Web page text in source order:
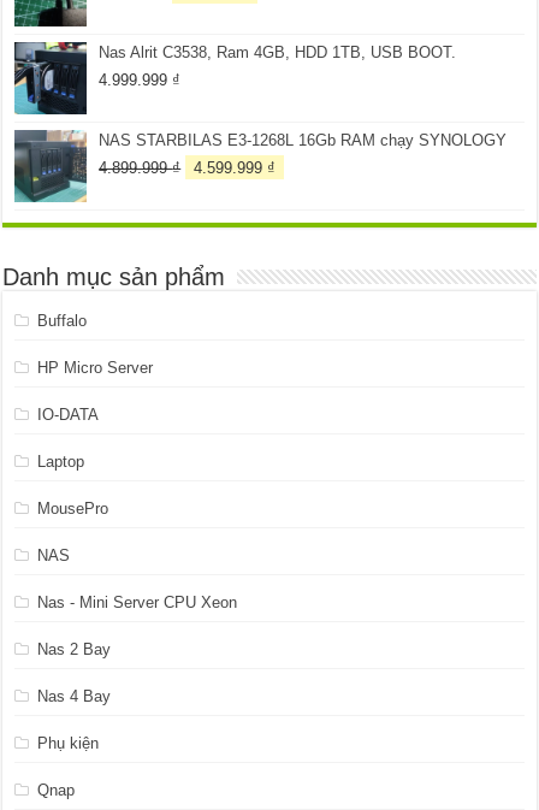
259.999 ₫.
là:
Nas Alrit C3538, Ram 4GB, HDD 1TB, USB BOOT.
4.999.999 ₫
NAS STARBILAS E3-1268L 16Gb RAM chạy SYNOLOGY
4.899.999₫
Giá
4.899.999 ₫.
4.599.999 ₫
là:
Danh mục sản phẩm
Buffalo
HP Micro Server
IO-DATA
Laptop
MousePro
NAS
Nas - Mini Server CPU Xeon
Nas 2 Bay
Nas 4 Bay
Phụ kiện
Qnap